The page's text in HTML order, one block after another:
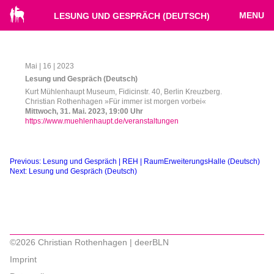
LESUNG UND GESPRÄCH (DEUTSCH) MENU
Mai | 16 | 2023
Lesung und Gespräch (Deutsch)
Kurt Mühlenhaupt Museum, Fidicinstr. 40, Berlin Kreuzberg.
Christian Rothenhagen »Für immer ist morgen vorbei«
Mittwoch, 31. Mai. 2023, 19:00 Uhr
https://www.muehlenhaupt.de/veranstaltungen
Beitragsnavigation
Previous: Lesung und Gespräch | REH | RaumErweiterungsHalle (Deutsch)
Next: Lesung und Gespräch (Deutsch)
©2026 Christian Rothenhagen | deerBLN
Imprint